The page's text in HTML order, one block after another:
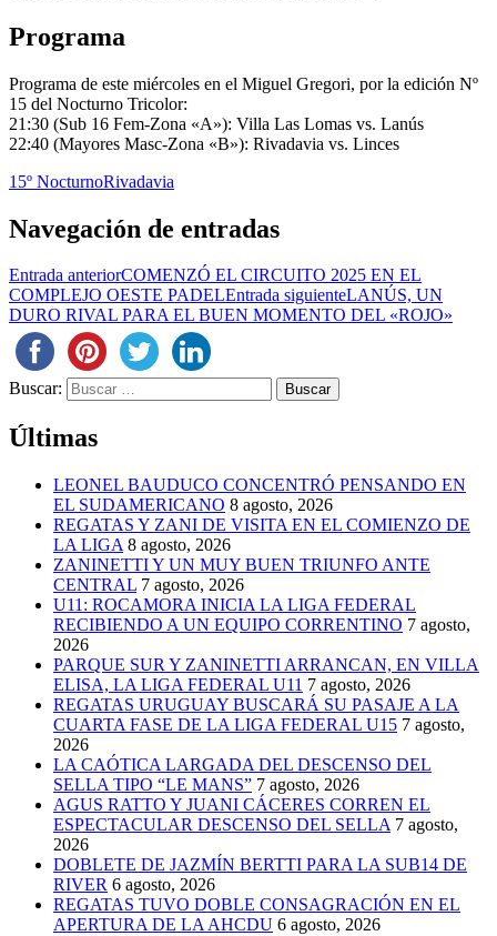
Programa
Programa de este miércoles en el Miguel Gregori, por la edición Nº
15 del Nocturno Tricolor:
21:30 (Sub 16 Fem-Zona «A»): Villa Las Lomas vs. Lanús
22:40 (Mayores Masc-Zona «B»): Rivadavia vs. Linces
15º NocturnoRivadavia
Navegación de entradas
Entrada anteriorCOMENZÓ EL CIRCUITO 2025 EN EL
COMPLEJO OESTE PADELEntrada siguienteLANÚS, UN
DURO RIVAL PARA EL BUEN MOMENTO DEL «ROJO»
Buscar:
Últimas
LEONEL BAUDUCO CONCENTRÓ PENSANDO EN
EL SUDAMERICANO 8 agosto, 2026
REGATAS Y ZANI DE VISITA EN EL COMIENZO DE
LA LIGA 8 agosto, 2026
ZANINETTI Y UN MUY BUEN TRIUNFO ANTE
CENTRAL 7 agosto, 2026
U11: ROCAMORA INICIA LA LIGA FEDERAL
RECIBIENDO A UN EQUIPO CORRENTINO 7 agosto,
2026
PARQUE SUR Y ZANINETTI ARRANCAN, EN VILLA
ELISA, LA LIGA FEDERAL U11 7 agosto, 2026
REGATAS URUGUAY BUSCARÁ SU PASAJE A LA
CUARTA FASE DE LA LIGA FEDERAL U15 7 agosto,
2026
LA CAÓTICA LARGADA DEL DESCENSO DEL
SELLA TIPO “LE MANS” 7 agosto, 2026
AGUS RATTO Y JUANI CÁCERES CORREN EL
ESPECTACULAR DESCENSO DEL SELLA 7 agosto,
2026
DOBLETE DE JAZMÍN BERTTI PARA LA SUB14 DE
RIVER 6 agosto, 2026
REGATAS TUVO DOBLE CONSAGRACIÓN EN EL
APERTURA DE LA AHCDU 6 agosto, 2026